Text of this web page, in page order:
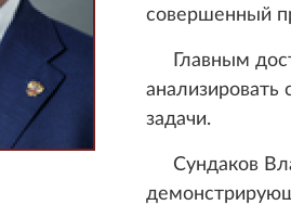
совершенный
Главным
задачи.
Сундаков